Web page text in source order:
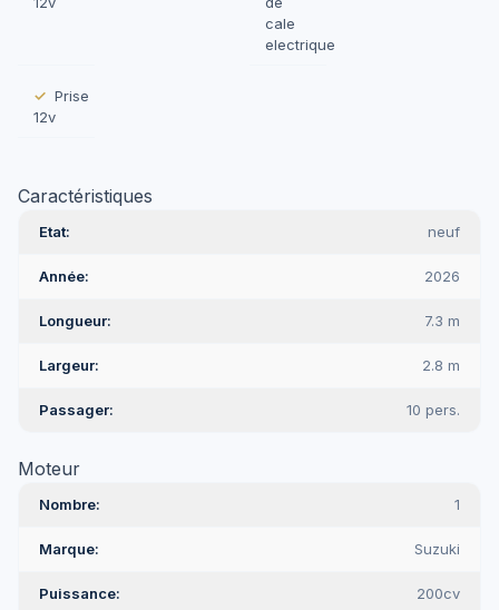
cale
electrique
Prise
12v
Caractéristiques
Etat neuf
Année 2026
Longueur 7.3 m
Largeur 2.8 m
Passager 10 pers.
Moteur
Nombre 1
Marque Suzuki
Puissance 200cv